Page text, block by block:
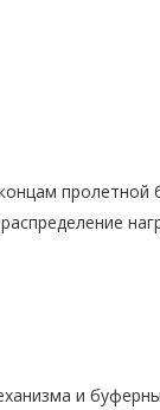
пролетной
и